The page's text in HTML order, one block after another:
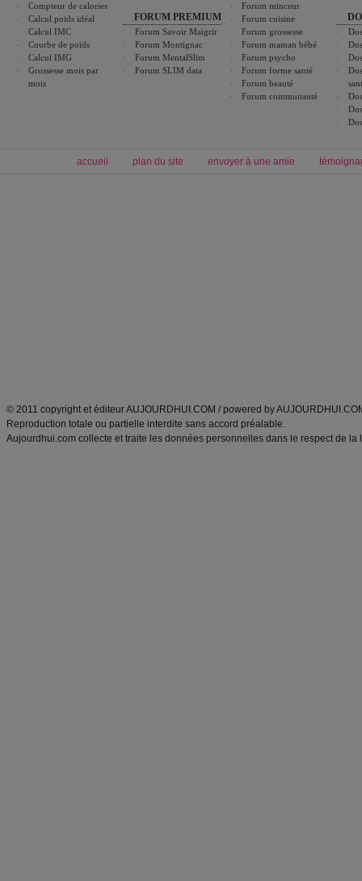
Compteur de calories
Calcul poids idéal
Calcul IMC
Courbe de poids
Calcul IMG
Grossesse mois par
mois
FORUM PREMIUM
Forum Savoir Maigrir
Forum Montignac
Forum MentalSlim
Forum SLIM data
Forum minceur
Forum cuisine
Forum grossesse
Forum maman bébé
Forum psycho
Forum forme santé
Forum beauté
Forum communauté
accueil plan du site envoyer à une amie
© 2011 copyright et éditeur AUJOURDHUI.COM / powered by
Reproduction totale ou partielle interdite sans accord préalable.
Aujourdhui.com collecte et traite les données personnelles dans le respect de